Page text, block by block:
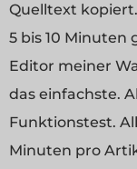
Quelltext
5 bis 10 Minuten
Editor meiner
das einfachste.
Funktionstest.
Minuten pro